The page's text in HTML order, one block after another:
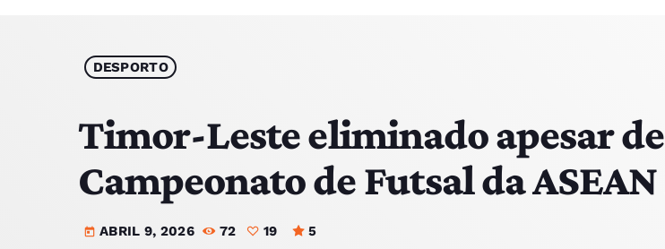
PRÓXIMOS PROGRAMAS
DESPORTO
Timor-Leste eliminado apesar
Campeonato de Futsal da
today ABRIL 9, 2026 72 19 5